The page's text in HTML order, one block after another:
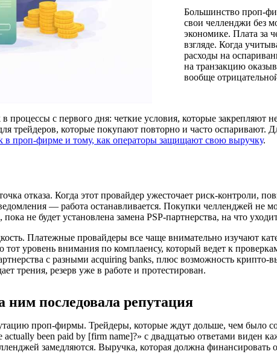
Большинство проп-
свои челленджи без
экономике. Плата за
взгляде. Когда
расходы на
на транзакцию
вообще
с первого дня: четкие условия, которые закрепляют
трейдеров, которые покупают повторно и часто оспаривают.
в проп-фирме и тому, как операторы защищают свою выручку.
отказа. Когда этот провайдер ужесточает риск-контроли,
— работа останавливается. Покупки челленджей
не будет установлена замена PSP-партнерства, на что
Платежные провайдеры все чаще внимательно изучают
уровень внимания по комплаенсу, который ведет к
с разными acquiring banks, плюс возможность крипто-
трения, резерв уже в работе и протестирован.
последовала репутация
проп-фирмы. Трейдеры, которые ждут дольше, чем было
actually been paid by [firm name]?» с двадцатью ответами виден
замедляются. Выручка, которая должна финансировать